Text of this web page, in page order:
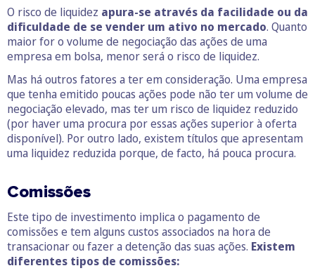
O risco de liquidez apura-se através da facilidade ou da
dificuldade de se vender um ativo no mercado. Quanto
maior for o volume de negociação das ações de uma
empresa em bolsa, menor será o risco de liquidez.
Mas há outros fatores a ter em consideração. Uma empresa
que tenha emitido poucas ações pode não ter um volume de
negociação elevado, mas ter um risco de liquidez reduzido
(por haver uma procura por essas ações superior à oferta
disponível). Por outro lado, existem títulos que apresentam
uma liquidez reduzida porque, de facto, há pouca procura.
Comissões
Este tipo de investimento implica o pagamento de
comissões e tem alguns custos associados na hora de
transacionar ou fazer a detenção das suas ações. Existem
diferentes tipos de comissões: